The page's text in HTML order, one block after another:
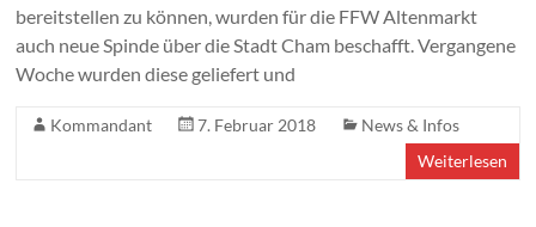
bereitstellen zu können, wurden für die FFW Altenmarkt
auch neue Spinde über die Stadt Cham beschafft. Vergangene
Woche wurden diese geliefert und
Kommandant 7. Februar 2018
News & Infos
Weiterlesen